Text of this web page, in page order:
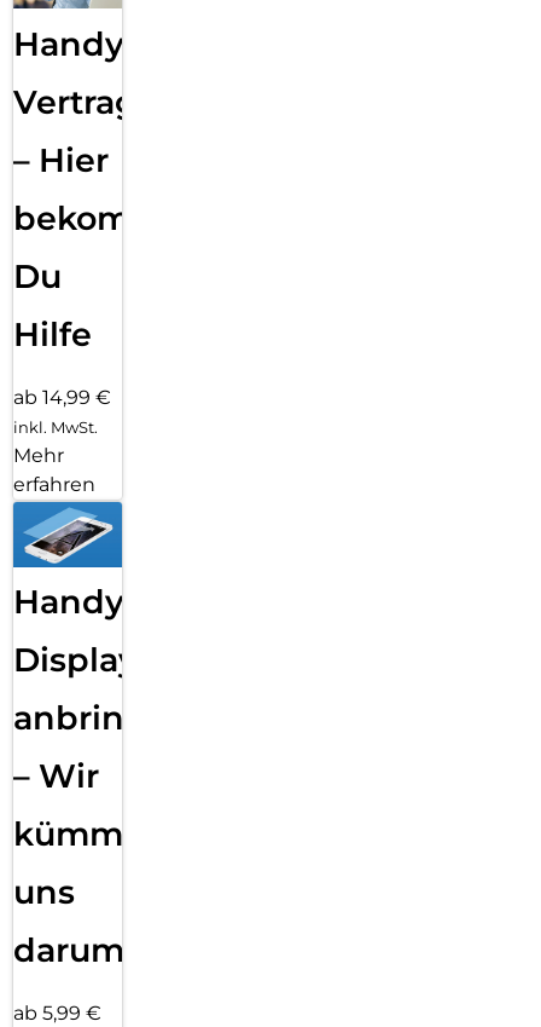
Handy
Vertragsabwicklung
– Hier
bekommst
Du
Hilfe
ab 14,99 €
inkl. MwSt.
Mehr
erfahren
Handy
Displayfolie
anbringen
– Wir
kümmern
uns
darum!
ab 5,99 €